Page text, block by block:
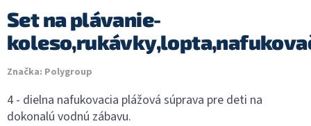
Set na plávanie-
Značka: Polygroup
4 - dielna nafukovacia plážová súprava pre deti na
dokonalú vodnú zábavu.